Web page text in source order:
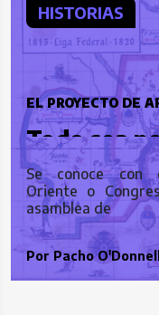
HISTORIAS
EL PROYECTO DE
Todo sea
Se conoce con
Oriente o
asamblea de
Por Pacho O'Donnell